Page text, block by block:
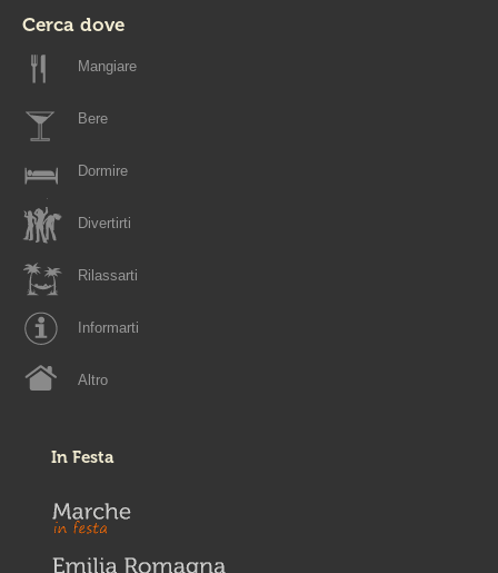
Cerca dove
Mangiare
Bere
Dormire
Divertirti
Rilassarti
Informarti
Altro
In Festa